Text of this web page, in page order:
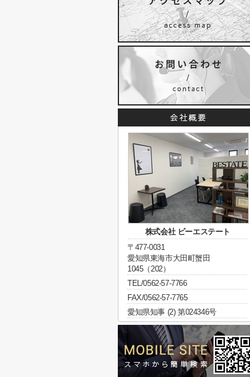
株式会社 ビーエステート
〒477-0031
愛知県東海市大田町蟹田
1045（202）
TEL/0562-57-7766
FAX/0562-57-7765
愛知県知事 (2) 第024346号